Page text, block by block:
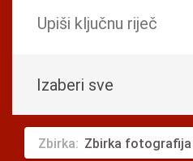
Izaberi sve
Zbirka: Zbirka fotografija